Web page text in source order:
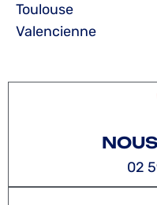
Toulouse
Valencienne
02